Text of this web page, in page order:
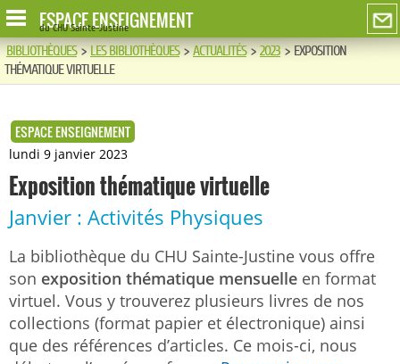
ESPACE ENSEIGNEMENT
du CHU Sainte-Justine
BIBLIOTHÈQUES>LES BIBLIOTHÈQUES>ACTUALITÉS>2023>EXPOSITION
THÉMATIQUE VIRTUELLE
ESPACE ENSEIGNEMENT
lundi 9 janvier 2023
Exposition thématique virtuelle
Janvier : Activités Physiques
La bibliothèque du CHU Sainte-Justine vous offre
son exposition thématique mensuelle en format
virtuel. Vous y trouverez plusieurs livres de nos
collections (format papier et électronique) ainsi
que des références d’articles. Ce mois-ci, nous